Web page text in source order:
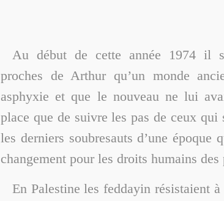
Au début de cette année 1974 il
proches de Arthur qu’un monde
asphyxie et que le nouveau ne lui
place que de suivre les pas de ceux qui
les derniers soubresauts d’une époque
changement pour les droits humains des
En Palestine les feddayin résistaient à